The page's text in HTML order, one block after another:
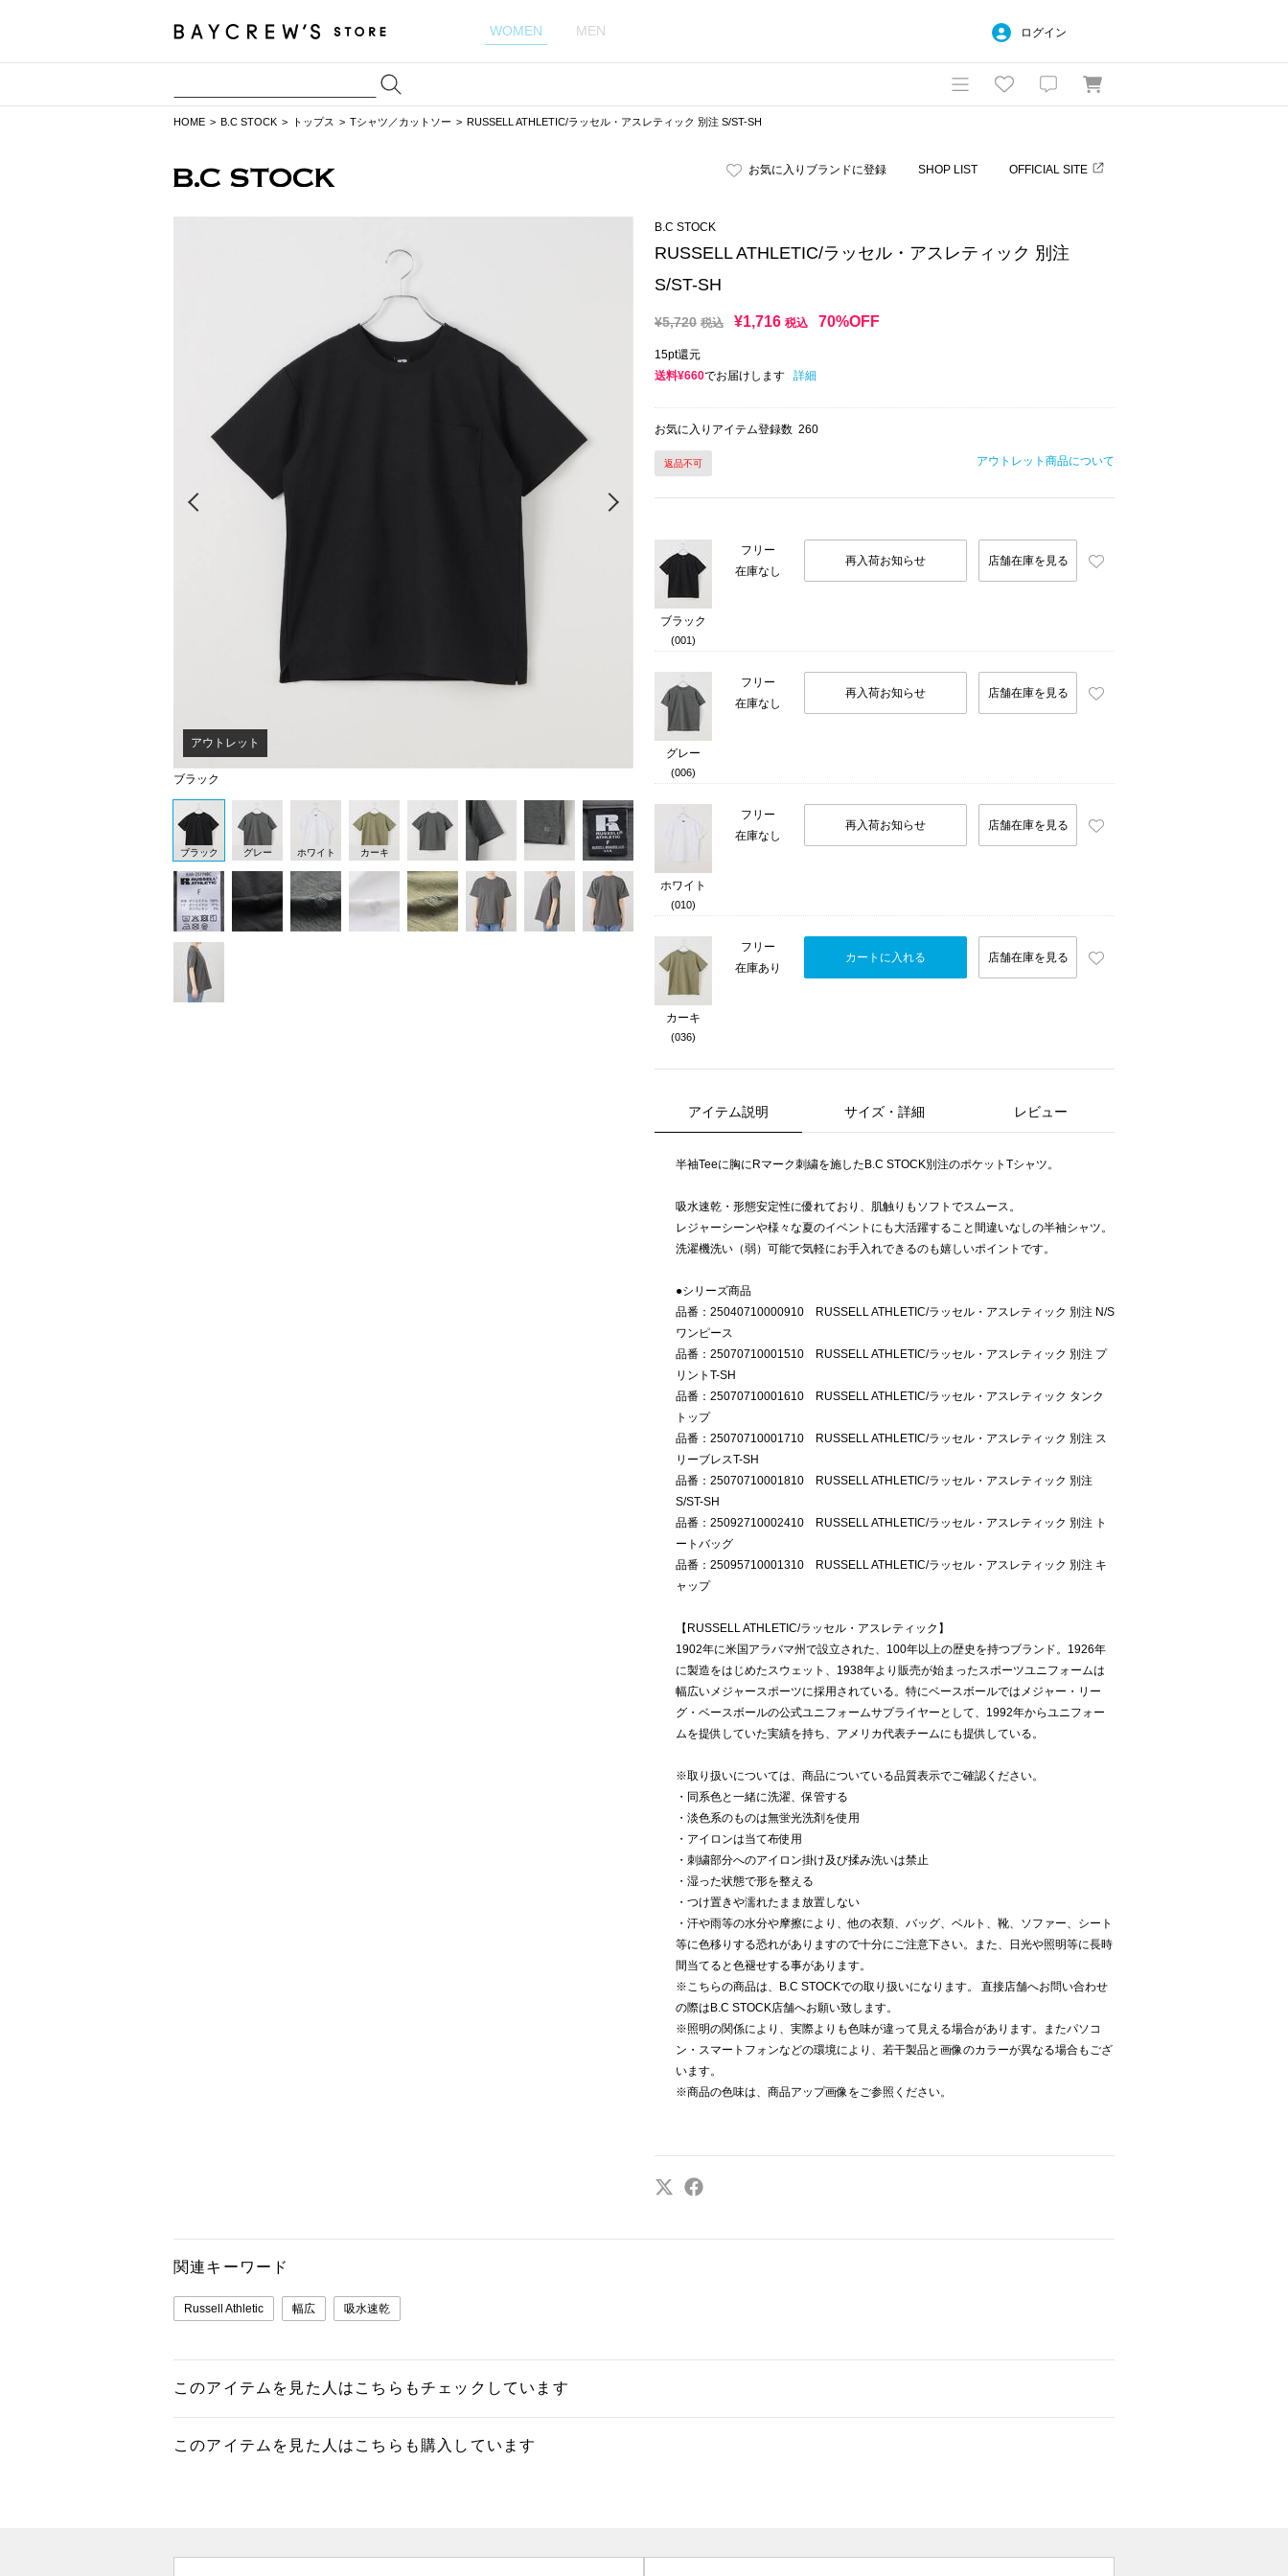
WOMEN MEN ログイン
HOME B.C STOCK トップス Tシャツ／カットソー RUSSELL ATHLETIC/ラッセル・アスレティック 別注 S/ST-SH
お気に入りブランドに登録 SHOP LIST OFFICIAL SITE
ブラック
アウトレット
ブラック グレー ホワイト カーキ
B.C STOCK
RUSSELL ATHLETIC/ラッセル・アスレティック 別注
S/ST-SH
¥5,720 税込 ¥1,716 税込 70%OFF
15pt還元
送料¥660でお届けします 詳細
お気に入りアイテム登録数 260
返品不可 アウトレット商品について
ブラック
(001)
フリー
在庫なし
再入荷お知らせ 店舗在庫を見る
グレー
(006)
フリー
在庫なし
再入荷お知らせ 店舗在庫を見る
ホワイト
(010)
フリー
在庫なし
再入荷お知らせ 店舗在庫を見る
カーキ
(036)
フリー
在庫あり
カートに入れる 店舗在庫を見る
アイテム説明 サイズ・詳細 レビュー
半袖Teeに胸にRマーク刺繍を施したB.C STOCK別注のポケットTシャツ。
吸水速乾・形態安定性に優れており、肌触りもソフトでスムース。
レジャーシーンや様々な夏のイベントにも大活躍すること間違いなしの半袖シャツ。
洗濯機洗い（弱）可能で気軽にお手入れできるのも嬉しいポイントです。
●シリーズ商品
品番：25040710000910 RUSSELL ATHLETIC/ラッセル・アスレティック 別注 N/S
ワンピース
品番：25070710001510 RUSSELL ATHLETIC/ラッセル・アスレティック 別注 プ
リントT-SH
品番：25070710001610 RUSSELL ATHLETIC/ラッセル・アスレティック タンク
トップ
品番：25070710001710 RUSSELL ATHLETIC/ラッセル・アスレティック 別注 ス
リーブレスT-SH
品番：25070710001810 RUSSELL ATHLETIC/ラッセル・アスレティック 別注
S/ST-SH
品番：25092710002410 RUSSELL ATHLETIC/ラッセル・アスレティック 別注 ト
ートバッグ
品番：25095710001310 RUSSELL ATHLETIC/ラッセル・アスレティック 別注 キ
ャップ
【RUSSELL ATHLETIC/ラッセル・アスレティック】
1902年に米国アラバマ州で設立された、100年以上の歴史を持つブランド。1926年
に製造をはじめたスウェット、1938年より販売が始まったスポーツユニフォームは
幅広いメジャースポーツに採用されている。特にベースボールではメジャー・リー
グ・ベースボールの公式ユニフォームサプライヤーとして、1992年からユニフォー
ムを提供していた実績を持ち、アメリカ代表チームにも提供している。
※取り扱いについては、商品についている品質表示でご確認ください。
・同系色と一緒に洗濯、保管する
・淡色系のものは無蛍光洗剤を使用
・アイロンは当て布使用
・刺繍部分へのアイロン掛け及び揉み洗いは禁止
・湿った状態で形を整える
・つけ置きや濡れたまま放置しない
・汗や雨等の水分や摩擦により、他の衣類、バッグ、ベルト、靴、ソファー、シート
等に色移りする恐れがありますので十分にご注意下さい。また、日光や照明等に長時
間当てると色褪せする事があります。
※こちらの商品は、B.C STOCKでの取り扱いになります。 直接店舗へお問い合わせ
の際はB.C STOCK店舗へお願い致します。
※照明の関係により、実際よりも色味が違って見える場合があります。またパソコ
ン・スマートフォンなどの環境により、若干製品と画像のカラーが異なる場合もござ
います。
※商品の色味は、商品アップ画像をご参照ください。
関連キーワード
Russell Athletic 幅広 吸水速乾
このアイテムを見た人はこちらもチェックしています
このアイテムを見た人はこちらも購入しています